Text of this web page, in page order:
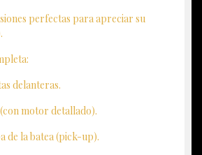
perfectas para apreciar su
delanteras.
motor detallado).
de la batea (pick-up).